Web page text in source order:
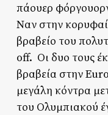
πάουερ
Ναν στην
βραβείο του
off. Οι δυο τους
βραβεία στην
μεγάλη κόντρα
του Ολυμπιακού